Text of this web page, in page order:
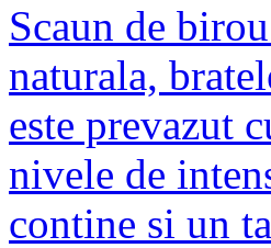
Scaun de
naturala,
este prevazut
nivele de
contine si un